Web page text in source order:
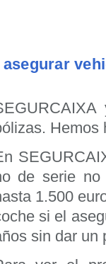
Hemos
de serie no
1.500
si el
sin dar un